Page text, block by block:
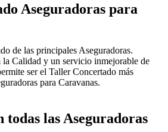
Aseguradoras para
de las principales Aseguradoras.
Calidad y un servicio inmejorable de
ser el Taller Concertado más
para Caravanas.
todas las Aseguradoras